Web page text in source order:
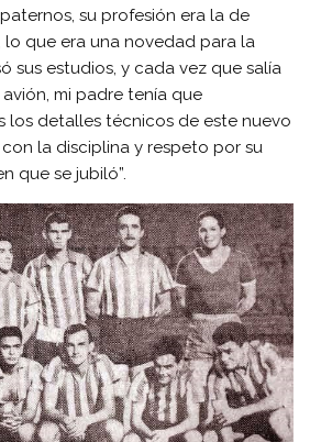
su profesión era la de
lo que era una novedad para la
sus estudios, y cada vez que salía
mi padre tenía que
los detalles técnicos de este nuevo
la disciplina y respeto por su
que se jubiló”.